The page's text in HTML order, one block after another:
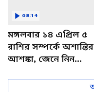
মঙ্গলবার ১৪ এপ্রিল ৫
রাশির সম্পর্কে অশান্তির
আশঙ্কা, জেনে নিন
08:14